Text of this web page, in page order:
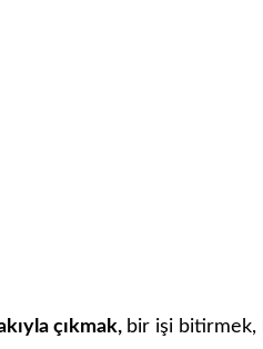
çıkmak, bir işi bitirmek,